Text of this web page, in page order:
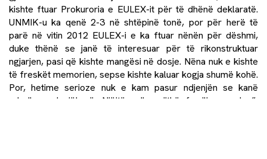
kishte ftuar Prokuroria e EULEX-it për të dhënë deklaratë.
UNMIK-u ka qenë 2-3 në shtëpinë tonë, por për herë të
parë në vitin 2012 EULEX-i e ka ftuar nënën për dëshmi,
duke thënë se janë të interesuar për të rikonstruktuar
ngjarjen, pasi që kishte mangësi në dosje. Nëna nuk e kishte
të freskët memorien, sepse kishte kaluar kogja shumë kohë.
Por, hetime serioze nuk e kam pasur ndjenjën se kanë
ndodhur ndonjëherë. Njëjtë edhe gjithë familja mendon”,